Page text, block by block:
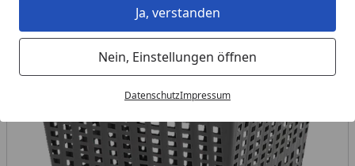
Ja, verstanden
Nein, Einstellungen öffnen
DatenschutzImpressum